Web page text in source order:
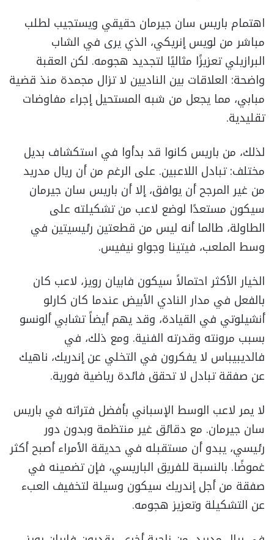
اهتمام باريس سان جيرمان حقيقي ويستجيب لطلب
مباشر من لويس إنريكي، الذي يرى في الشاب
البرازيلي تعزيزًا مثاليًا لتجديد هجومه. لكن العقبة
واضحة: العلاقات بين الناديين لا تزال مجمدة منذ قضية
مبابي، مما يجعل من شبه المستحيل إجراء مفاوضات
تقليدية.
لذلك، من باريس كانوا قد بدأوا في استكشاف بديل
مختلف: تبادل اللاعبين. على الرغم من أن ريال مدريد
من غير المرجح أن يوافق، إلا أن باريس سان جيرمان
سيكون مستعدًا لوضع لاعب من تشكيلته على
الطاولة، طالما أنه ليس من قطعتين رئيسيتين في
وسط الملعب، فيتينا وجواو نيفيس.
الخيار الأكثر احتمالاً سيكون فابيان رويز، لاعب كان
بالفعل في مدار النادي الأبيض عندما كان كارلو
أنشيلوتي في القيادة، وقد يهم أيضاً تشابي ألونسو
بسبب مرونته وقدرته الفنية. ومع ذلك، في
فالديبيباس لا يفكرون في التخلي عن إندريك، ناهيك
عن صفقة تبادل لا تحقق فائدة رياضية فورية.
لا يمر لاعب الوسط الإسباني بأفضل فتراته في باريس
سان جيرمان. مع دقائق غير منتظمة وبدون دور
رئيسي، يبدو أن مستقبله في حديقة الأمراء أصبح أكثر
غموضًا. بالنسبة للفريق الباريسي، فإن تضمينه في
صفقة من أجل إندريك سيكون وسيلة لتخفيف العبء
عن التشكيلة وتعزيز هجومه.